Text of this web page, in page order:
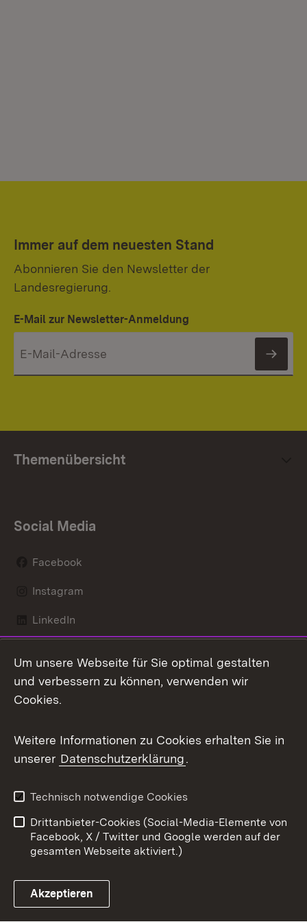
Immer auf dem neuesten Stand
Abonnieren Sie den Newsletter der
Landesregierung.
E-Mail zur Newsletter-Anmeldung
Themenübersicht
Social Media
Facebook
Instagram
LinkedIn
X / Twitter
Youtube
Link zum Landesportal
Kontakt
Datenschutz
Barrierefreiheit
Impressum
Cookies
Um unsere Webseite für Sie optimal gestalten
und verbessern zu können, verwenden wir
Cookies.
Weitere Informationen zu Cookies erhalten Sie in
unserer Datenschutzerklärung.
Technisch notwendige Cookies
Drittanbieter-Cookies (Social-Media-Elemente von
Facebook, X / Twitter und Google werden auf der
gesamten Webseite aktiviert.)
Akzeptieren